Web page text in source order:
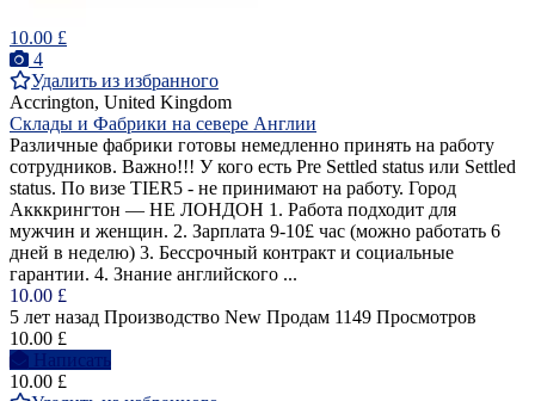
10.00 £
4
Удалить из избранного
Accrington, United Kingdom
Склады и Фабрики на севере Англии
Различные фабрики готовы немедленно принять на работу
сотрудников. Важно!!! У кого есть Pre Settled status или Settled
status. По визе TIER5 - не принимают на работу. Город
Акккрингтон — НЕ ЛОНДОН 1. Работа подходит для
мужчин и женщин. 2. Зарплата 9-10£ час (можно работать 6
дней в неделю) 3. Бессрочный контракт и социальные
гарантии. 4. Знание английского ...
10.00 £
5 лет назад Производство New Продам 1149 Просмотров
10.00 £
Написать
10.00 £